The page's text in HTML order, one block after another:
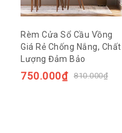
Rèm Cửa Sổ Cầu Vồng
Giá Rẻ Chống Nắng, Chất
Lượng Đảm Bảo
810.000₫
750.000₫